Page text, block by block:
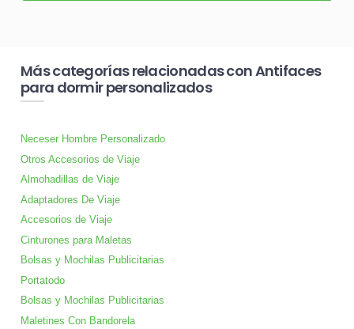
Más categorías relacionadas con Antifaces
para dormir personalizados
Neceser Hombre Personalizado
Otros Accesorios de Viaje
Almohadillas de Viaje
Adaptadores De Viaje
Accesorios de Viaje
Cinturones para Maletas
Bolsas y Mochilas Publicitarias
Portatodo
Bolsas y Mochilas Publicitarias
Maletines Con Bandorela